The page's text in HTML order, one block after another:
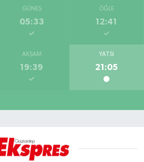
GÜNEŞ
05:33
ÖĞLE
12:41
AKŞAM
19:39
YATSI
21:05